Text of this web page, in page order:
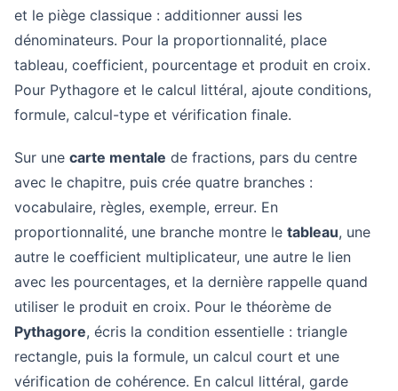
et le piège classique : additionner aussi les
dénominateurs. Pour la proportionnalité, place
tableau, coefficient, pourcentage et produit en croix.
Pour Pythagore et le calcul littéral, ajoute conditions,
formule, calcul-type et vérification finale.
Sur une carte mentale de fractions, pars du centre
avec le chapitre, puis crée quatre branches :
vocabulaire, règles, exemple, erreur. En
proportionnalité, une branche montre le tableau, une
autre le coefficient multiplicateur, une autre le lien
avec les pourcentages, et la dernière rappelle quand
utiliser le produit en croix. Pour le théorème de
Pythagore, écris la condition essentielle : triangle
rectangle, puis la formule, un calcul court et une
vérification de cohérence. En calcul littéral, garde